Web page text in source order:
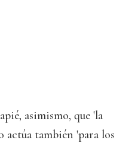
asimismo, que 'la
también 'para los